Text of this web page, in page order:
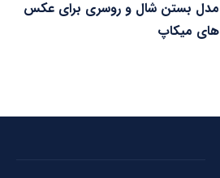
مدل بستن شال و روسری برای عکس
های میکاپ